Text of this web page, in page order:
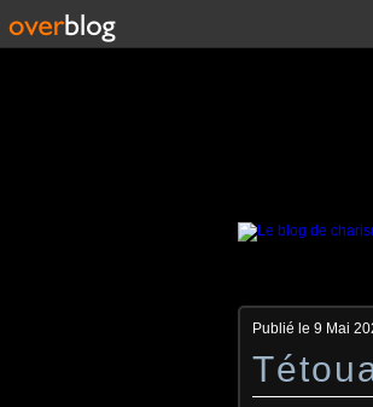
Publié le 9 Mai